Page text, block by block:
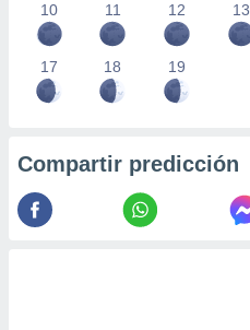
10 11 12 13
17 18 19
Compartir predicción